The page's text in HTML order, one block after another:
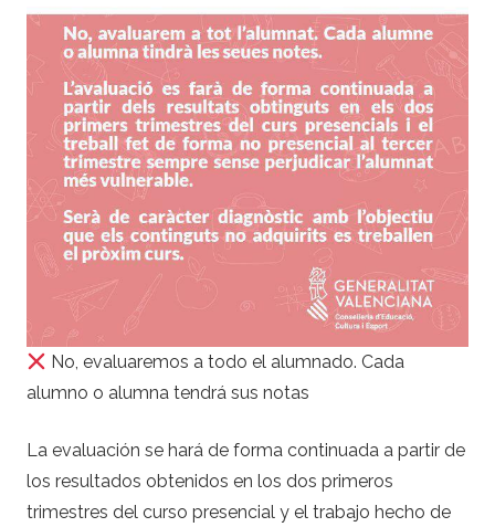
No, evaluaremos a todo el alumnado. Cada
alumno o alumna tendrá sus notas
La evaluación se hará de forma continuada a partir de
los resultados obtenidos en los dos primeros
trimestres del curso presencial y el trabajo hecho de